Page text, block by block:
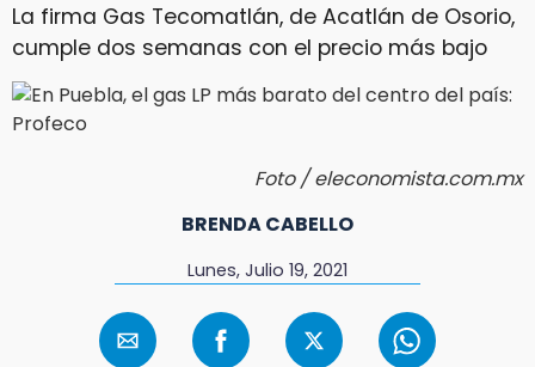
La firma Gas Tecomatlán, de Acatlán de Osorio,
cumple dos semanas con el precio más bajo
Foto / eleconomista.com.mx
BRENDA CABELLO
Lunes, Julio 19, 2021